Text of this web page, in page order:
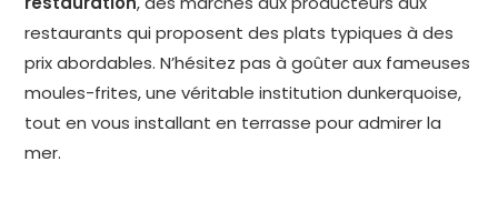
restaurants qui proposent des plats typiques à des
prix abordables. N’hésitez pas à goûter aux fameuses
moules-frites, une véritable institution dunkerquoise,
tout en vous installant en terrasse pour admirer la
mer.